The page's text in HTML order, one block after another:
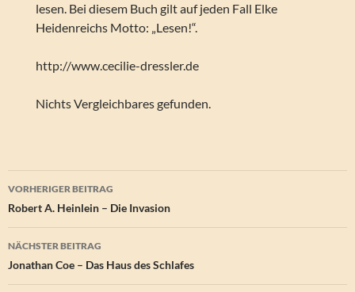
lesen. Bei diesem Buch gilt auf jeden Fall Elke
Heidenreichs Motto: „Lesen!“.
http://www.cecilie-dressler.de
Nichts Vergleichbares gefunden.
Beitragsnavigation
VORHERIGER BEITRAG
Robert A. Heinlein – Die Invasion
NÄCHSTER BEITRAG
Jonathan Coe – Das Haus des Schlafes